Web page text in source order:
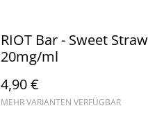
RIOT Bar - Sweet
20mg/ml
4,90 €
MEHR VARIANTEN VERFÜGBAR